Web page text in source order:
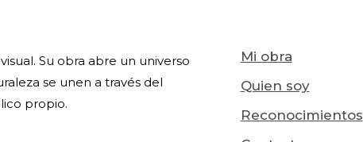
Su obra abre un universo
se unen a través del
propio.
Mi obra
Quien soy
Reconocimientos